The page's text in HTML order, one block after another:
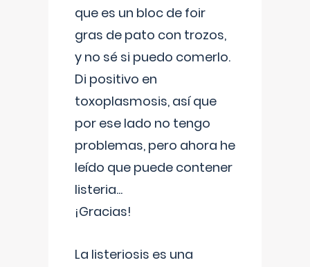
que es un bloc de foir
gras de pato con trozos,
y no sé si puedo comerlo.
Di positivo en
toxoplasmosis, así que
por ese lado no tengo
problemas, pero ahora he
leído que puede contener
listeria...
¡Gracias!
La listeriosis es una